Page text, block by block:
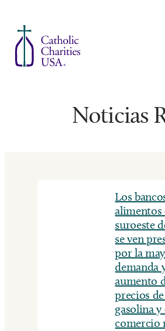
Noticias
Los
alimentos
suroeste
se ven
por la
demanda
aumento
precios
gasolina y
comercio